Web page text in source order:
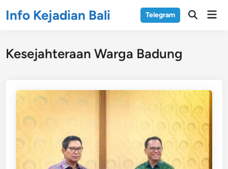
toInfo Kejadian Bali Telegram
Open
Kesejahteraan Warga Badung